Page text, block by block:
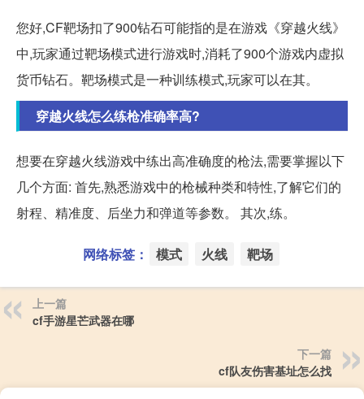
您好,CF靶场扣了900钻石可能指的是在游戏《穿越火线》
中,玩家通过靶场模式进行游戏时,消耗了900个游戏内虚拟
货币钻石。靶场模式是一种训练模式,玩家可以在其。
穿越火线怎么练枪准确率高?
想要在穿越火线游戏中练出高准确度的枪法,需要掌握以下
几个方面: 首先,熟悉游戏中的枪械种类和特性,了解它们的
射程、精准度、后坐力和弹道等参数。 其次,练。
网络标签： 模式 火线 靶场
上一篇
cf手游星芒武器在哪
下一篇
cf队友伤害基址怎么找